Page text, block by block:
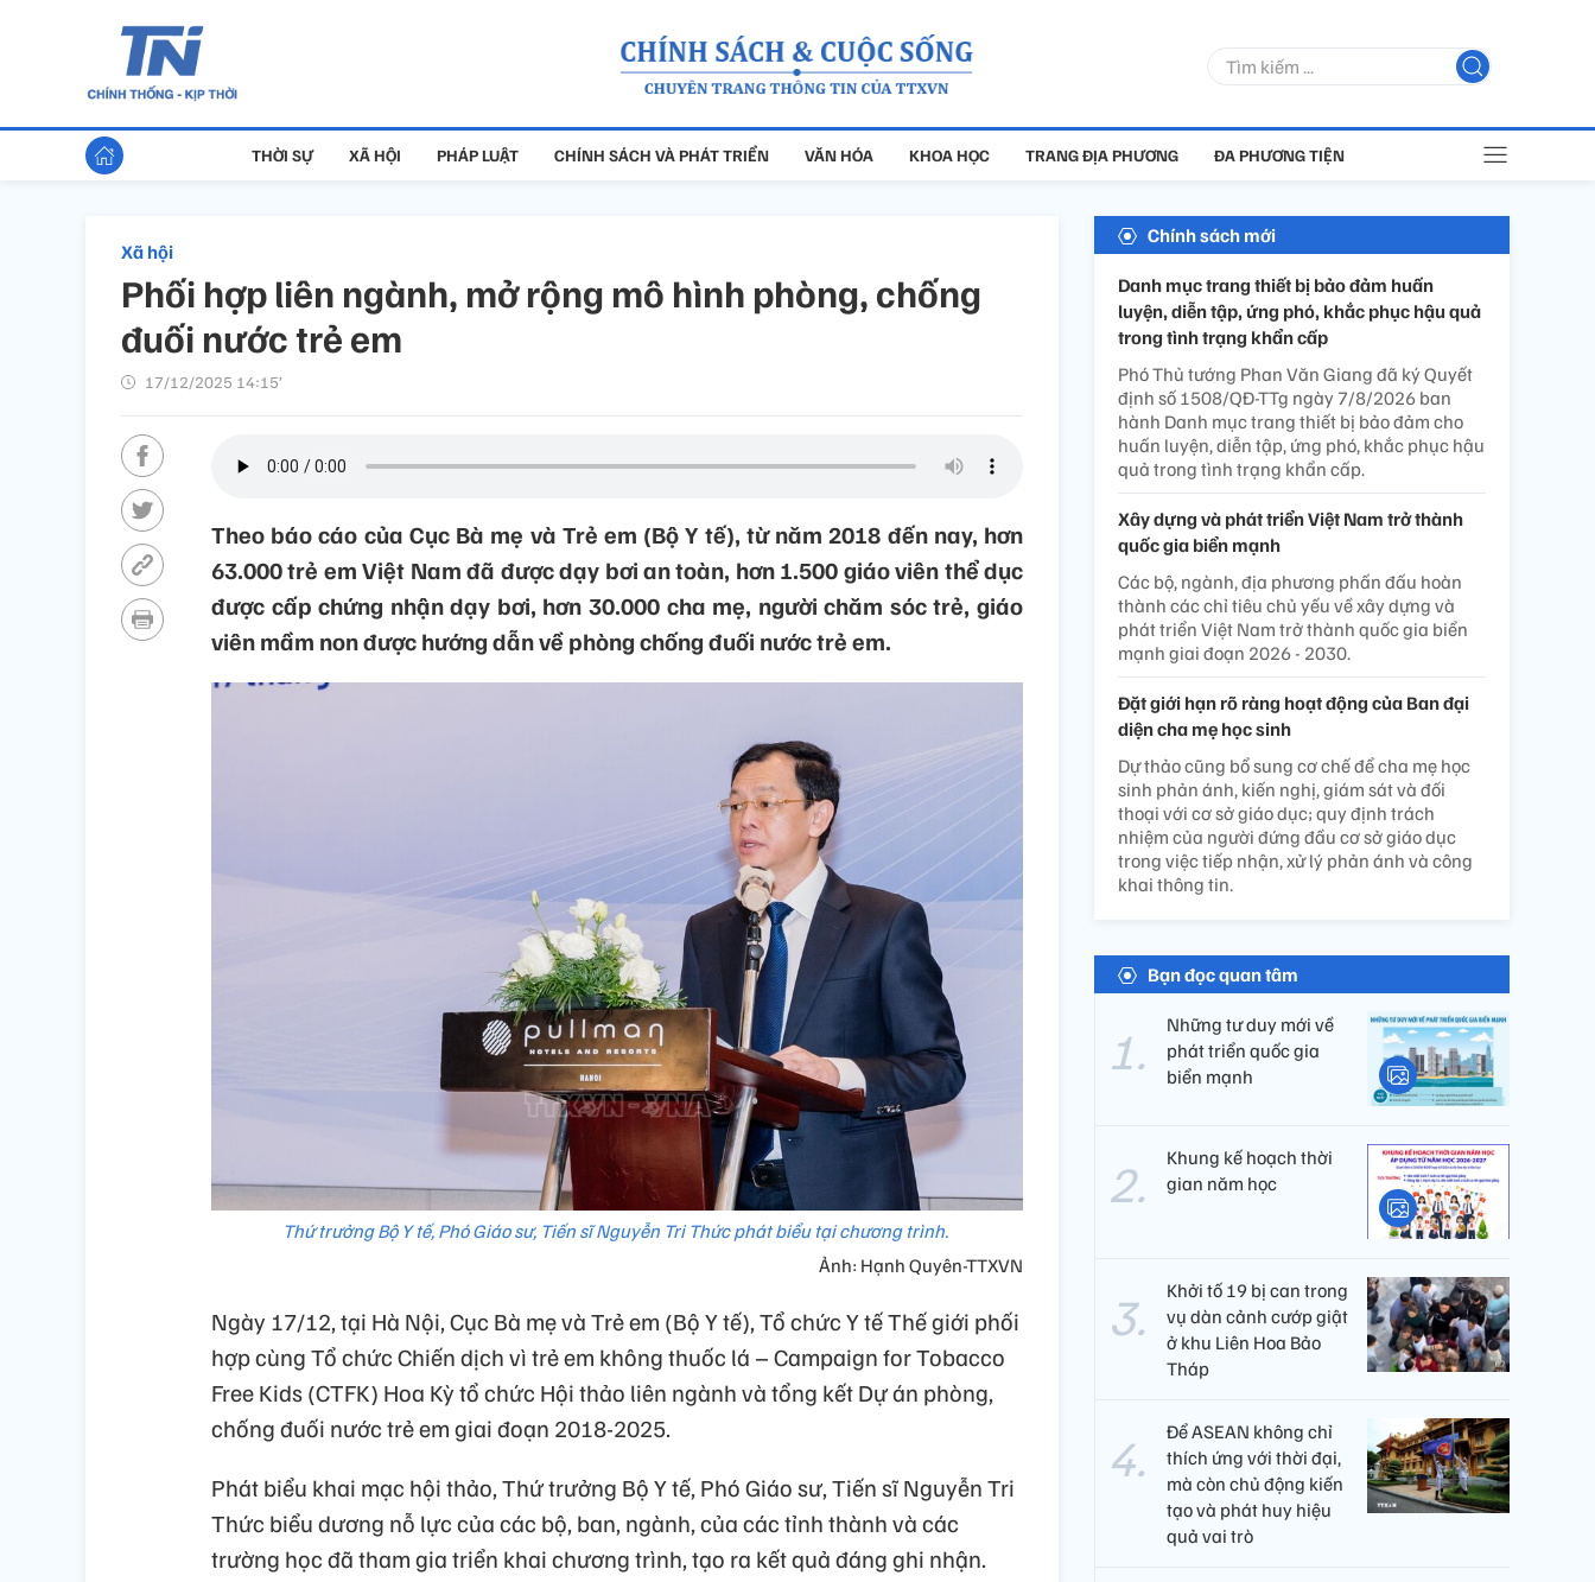
THỜI SỰ XÃ HỘI PHÁP LUẬT CHÍNH SÁCH VÀ PHÁT TRIỂN VĂN HÓA KHOA HỌC TRANG ĐỊA PHƯƠNG ĐA PHƯƠNG TIỆN
Xã hội
Phối hợp liên ngành, mở rộng mô hình phòng, chống
đuối nước trẻ em
17/12/2025 14:15’
Theo báo cáo của Cục Bà mẹ và Trẻ em (Bộ Y tế), từ năm 2018 đến nay, hơn
63.000 trẻ em Việt Nam đã được dạy bơi an toàn, hơn 1.500 giáo viên thể dục
được cấp chứng nhận dạy bơi, hơn 30.000 cha mẹ, người chăm sóc trẻ, giáo
viên mầm non được hướng dẫn về phòng chống đuối nước trẻ em.
Thứ trưởng Bộ Y tế, Phó Giáo sư, Tiến sĩ Nguyễn Tri Thức phát biểu tại chương trình.
Ảnh: Hạnh Quyên-TTXVN
Ngày 17/12, tại Hà Nội, Cục Bà mẹ và Trẻ em (Bộ Y tế), Tổ chức Y tế Thế giới phối
hợp cùng Tổ chức Chiến dịch vì trẻ em không thuốc lá – Campaign for Tobacco
Free Kids (CTFK) Hoa Kỳ tổ chức Hội thảo liên ngành và tổng kết Dự án phòng,
chống đuối nước trẻ em giai đoạn 2018-2025.
Phát biểu khai mạc hội thảo, Thứ trưởng Bộ Y tế, Phó Giáo sư, Tiến sĩ Nguyễn Tri
Thức biểu dương nỗ lực của các bộ, ban, ngành, của các tỉnh thành và các
trường học đã tham gia triển khai chương trình, tạo ra kết quả đáng ghi nhận.
Chính sách mới
Danh mục trang thiết bị bảo đảm huấn
luyện, diễn tập, ứng phó, khắc phục hậu quả
trong tình trạng khẩn cấp
Phó Thủ tướng Phan Văn Giang đã ký Quyết
định số 1508/QĐ-TTg ngày 7/8/2026 ban
hành Danh mục trang thiết bị bảo đảm cho
huấn luyện, diễn tập, ứng phó, khắc phục hậu
quả trong tình trạng khẩn cấp.
Xây dựng và phát triển Việt Nam trở thành
quốc gia biển mạnh
Các bộ, ngành, địa phương phấn đấu hoàn
thành các chỉ tiêu chủ yếu về xây dựng và
phát triển Việt Nam trở thành quốc gia biển
mạnh giai đoạn 2026 - 2030.
Đặt giới hạn rõ ràng hoạt động của Ban đại
diện cha mẹ học sinh
Dự thảo cũng bổ sung cơ chế để cha mẹ học
sinh phản ánh, kiến nghị, giám sát và đối
thoại với cơ sở giáo dục; quy định trách
nhiệm của người đứng đầu cơ sở giáo dục
trong việc tiếp nhận, xử lý phản ánh và công
khai thông tin.
Bạn đọc quan tâm
Những tư duy mới về
phát triển quốc gia
biển mạnh
Khung kế hoạch thời
gian năm học
Khởi tố 19 bị can trong
vụ dàn cảnh cướp giật
ở khu Liên Hoa Bảo
Tháp
Để ASEAN không chỉ
thích ứng với thời đại,
mà còn chủ động kiến
tạo và phát huy hiệu
quả vai trò